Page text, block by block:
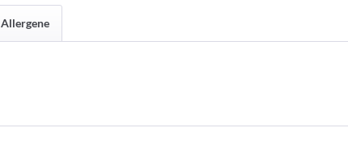
Allergene